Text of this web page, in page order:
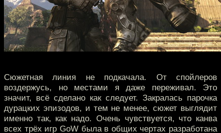
Сюжетная линия не подкачала. От спойлеров
воздержусь, но местами я даже переживал. Это
значит, всё сделано как следует. Закралась парочка
дурацких эпизодов, и тем не менее, сюжет выглядит
именно так, как надо. Очень чувствуется, что канва
всех трёх игр GoW была в общих чертах разработана